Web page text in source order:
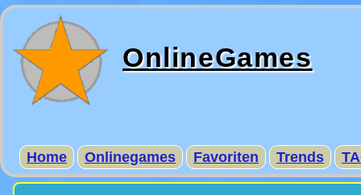
OnlineGames
Home Onlinegames Favoriten Trends